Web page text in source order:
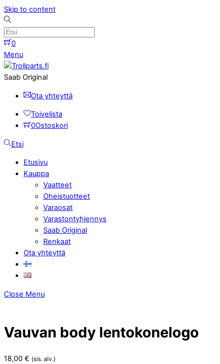
Skip to content
0
Menu
Saab Original
Ota yhteyttä
Toivelista
0Ostoskori
Etsi
Etusivu
Kauppa
Vaatteet
Oheistuotteet
Varaosat
Varastontyhjennys
Saab Original
Renkaat
Ota yhteyttä
Close Menu
Vauvan body lentokonelogo
18,00 € (sis. alv.)